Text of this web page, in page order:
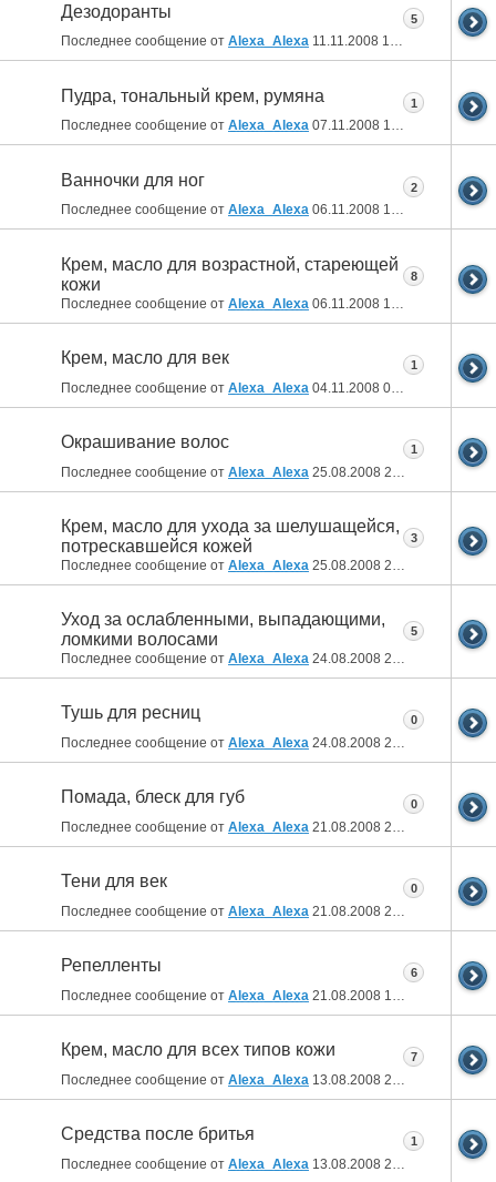
Дезодоранты
Последнее сообщение от Alexa_Alexa 11.11.2008 15:56
5
Пудра, тональный крем, румяна
Последнее сообщение от Alexa_Alexa 07.11.2008 14:37
1
Ванночки для ног
Последнее сообщение от Alexa_Alexa 06.11.2008 19:43
2
Крем, масло для возрастной, стареющей
кожи
Последнее сообщение от Alexa_Alexa 06.11.2008 19:38
8
Крем, масло для век
Последнее сообщение от Alexa_Alexa 04.11.2008 00:10
1
Окрашивание волос
Последнее сообщение от Alexa_Alexa 25.08.2008 21:42
1
Крем, масло для ухода за шелушащейся,
потрескавшейся кожей
Последнее сообщение от Alexa_Alexa 25.08.2008 21:12
3
Уход за ослабленными, выпадающими,
ломкими волосами
Последнее сообщение от Alexa_Alexa 24.08.2008 23:53
5
Тушь для ресниц
Последнее сообщение от Alexa_Alexa 24.08.2008 23:48
0
Помада, блеск для губ
Последнее сообщение от Alexa_Alexa 21.08.2008 22:04
0
Тени для век
Последнее сообщение от Alexa_Alexa 21.08.2008 22:03
0
Репелленты
Последнее сообщение от Alexa_Alexa 21.08.2008 13:36
6
Крем, масло для всех типов кожи
Последнее сообщение от Alexa_Alexa 13.08.2008 21:41
7
Средства после бритья
Последнее сообщение от Alexa_Alexa 13.08.2008 21:39
1